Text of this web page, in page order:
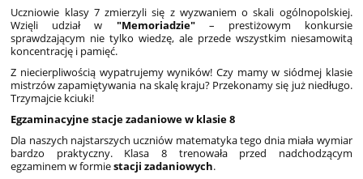
Uczniowie klasy 7 zmierzyli się z wyzwaniem o skali ogólnopolskiej.
Wzięli udział w "Memoriadzie"– prestiżowym konkursie
sprawdzającym nie tylko wiedzę, ale przede wszystkim niesamowitą
koncentrację i pamięć.
Z niecierpliwością wypatrujemy wyników! Czy mamy w siódmej klasie
mistrzów zapamiętywania na skalę kraju? Przekonamy się już niedługo.
Trzymajcie kciuki!
Egzaminacyjne stacje zadaniowe w klasie 8
Dla naszych najstarszych uczniów matematyka tego dnia miała wymiar
bardzo praktyczny. Klasa 8 trenowała przed nadchodzącym
egzaminem w formiestacji zadaniowych.